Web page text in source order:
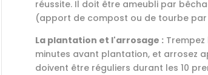
réussite. Il doit être ameubli par
(apport de compost ou de tourbe par
La plantation et l'arrosage :
minutes avant plantation, et arrosez
doivent être réguliers durant les 10